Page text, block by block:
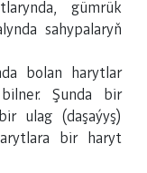
gümrük
sahypalaryň
bolan harytlar
Şunda bir
ulag (daşaýyş)
bir haryt